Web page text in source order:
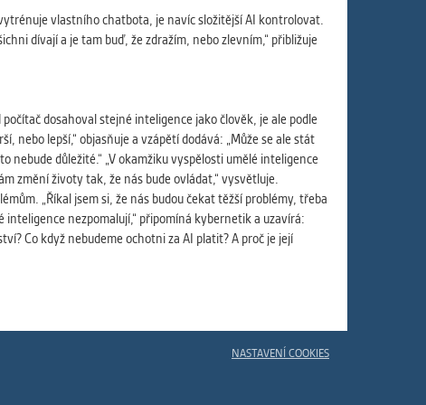
s
vlastního chatbota, je navíc složitější AI kontrolovat.
dívají a je tam buď, že zdražím, nebo zlevním,“ přibližuje
dosahoval stejné inteligence jako člověk, je ale podle
nebo lepší,“ objasňuje a vzápětí dodává: „Může se ale stát
důležité.“ „V okamžiku vyspělosti umělé inteligence
změní životy tak, že nás bude ovládat,“ vysvětluje.
„Říkal jsem si, že nás budou čekat těžší problémy, třeba
nezpomalují,“ připomíná kybernetik a uzavírá:
Co když nebudeme ochotni za AI platit? A proč je její
NASTAVENÍ COOKIES